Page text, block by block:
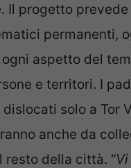
Il progetto prevede
permanenti,
aspetto del
e territori. I
dislocati solo a Tor
anche da
resto della città. “Vi